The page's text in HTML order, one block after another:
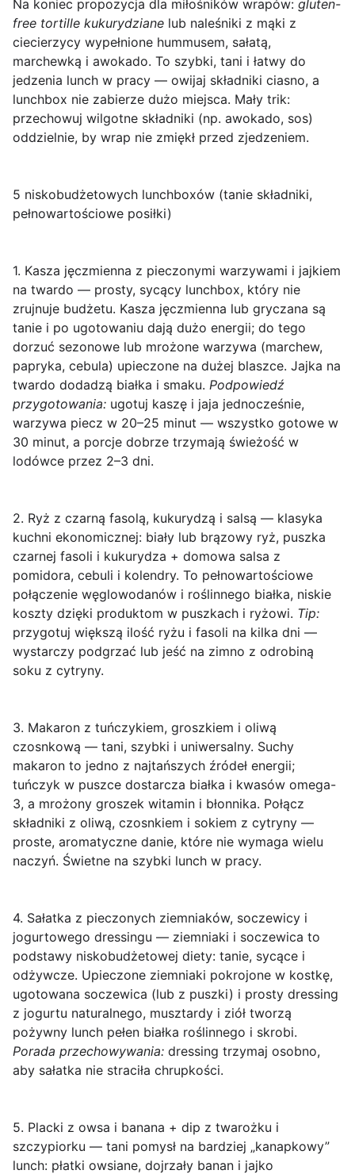
Na koniec propozycja dla miłośników wrapów: gluten-
free tortille kukurydziane lub naleśniki z mąki z
ciecierzycy wypełnione hummusem, sałatą,
marchewką i awokado. To szybki, tani i łatwy do
jedzenia lunch w pracy — owijaj składniki ciasno, a
lunchbox nie zabierze dużo miejsca. Mały trik:
przechowuj wilgotne składniki (np. awokado, sos)
oddzielnie, by wrap nie zmiękł przed zjedzeniem.
5 niskobudżetowych lunchboxów (tanie składniki,
pełnowartościowe posiłki)
1. Kasza jęczmienna z pieczonymi warzywami i jajkiem
na twardo — prosty, sycący lunchbox, który nie
zrujnuje budżetu. Kasza jęczmienna lub gryczana są
tanie i po ugotowaniu dają dużo energii; do tego
dorzuć sezonowe lub mrożone warzywa (marchew,
papryka, cebula) upieczone na dużej blaszce. Jajka na
twardo dodadzą białka i smaku. Podpowiedź
przygotowania: ugotuj kaszę i jaja jednocześnie,
warzywa piecz w 20–25 minut — wszystko gotowe w
30 minut, a porcje dobrze trzymają świeżość w
lodówce przez 2–3 dni.
2. Ryż z czarną fasolą, kukurydzą i salsą — klasyka
kuchni ekonomicznej: biały lub brązowy ryż, puszka
czarnej fasoli i kukurydza + domowa salsa z
pomidora, cebuli i kolendry. To pełnowartościowe
połączenie węglowodanów i roślinnego białka, niskie
koszty dzięki produktom w puszkach i ryżowi. Tip:
przygotuj większą ilość ryżu i fasoli na kilka dni —
wystarczy podgrzać lub jeść na zimno z odrobiną
soku z cytryny.
3. Makaron z tuńczykiem, groszkiem i oliwą
czosnkową — tani, szybki i uniwersalny. Suchy
makaron to jedno z najtańszych źródeł energii;
tuńczyk w puszce dostarcza białka i kwasów omega-
3, a mrożony groszek witamin i błonnika. Połącz
składniki z oliwą, czosnkiem i sokiem z cytryny —
proste, aromatyczne danie, które nie wymaga wielu
naczyń. Świetne na szybki lunch w pracy.
4. Sałatka z pieczonych ziemniaków, soczewicy i
jogurtowego dressingu — ziemniaki i soczewica to
podstawy niskobudżetowej diety: tanie, sycące i
odżywcze. Upieczone ziemniaki pokrojone w kostkę,
ugotowana soczewica (lub z puszki) i prosty dressing
z jogurtu naturalnego, musztardy i ziół tworzą
pożywny lunch pełen białka roślinnego i skrobi.
Porada przechowywania: dressing trzymaj osobno,
aby sałatka nie straciła chrupkości.
5. Placki z owsa i banana + dip z twarożku i
szczypiorku — tani pomysł na bardziej „kanapkowy”
lunch: płatki owsiane, dojrzały banan i jajko